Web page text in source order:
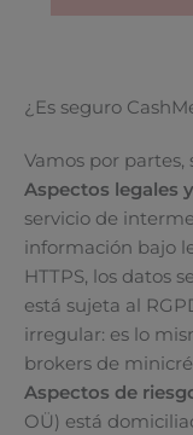
¿Es seguro
Vamos por partes,
Aspectos legales
servicio de
información bajo
HTTPS, los datos
está sujeta al
irregular: es lo
brokers de
Aspectos de
OÜ) está